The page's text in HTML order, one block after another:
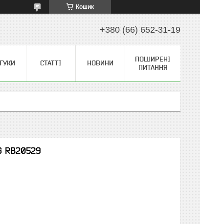
Кошик
+380 (66) 652-31-19
СТАТТІ НОВИНИ
ПОШИРЕНІ
ПИТАННЯ
RB20529